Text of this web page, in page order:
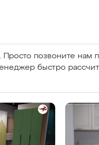
позвоните нам
быстро